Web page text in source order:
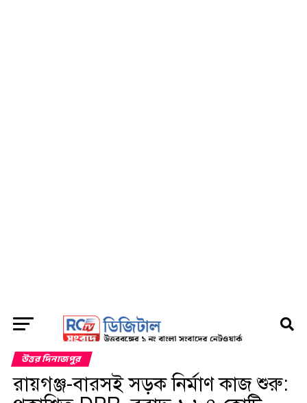
উত্তর দিনাজপুর
রায়গঞ্জ-বারসই সড়ক নির্মাণ কাজ শুরু: